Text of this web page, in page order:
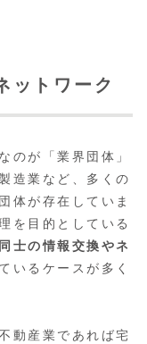
ットワーク
のが「業界団体」
造業など、多くの
体が存在していま
を目的としている
士の情報交換やネ
いるケースが多く
動産業であれば宅